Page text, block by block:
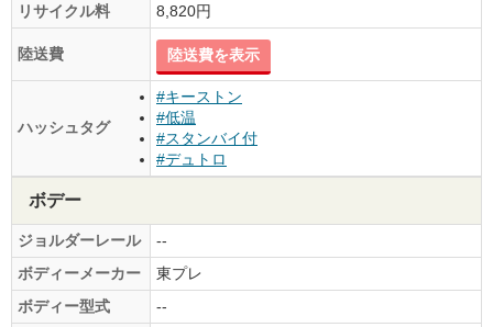
リサイクル料
8,820円
陸送費 陸送費を表示
ハッシュタグ
#キーストン
#低温
#スタンバイ付
#デュトロ
ボデー
ジョルダーレール
--
ボディーメーカー
東プレ
ボディー型式
--